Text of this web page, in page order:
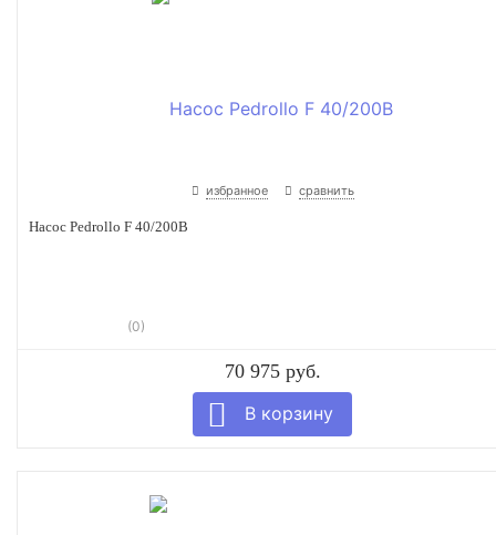
избранное сравнить
Насос Pedrollo F 40/200B
(0)
70 975 руб.